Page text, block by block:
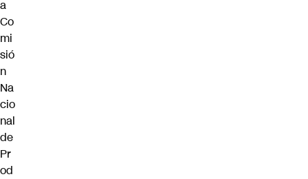
a
Co
mi
sió
n
Na
cio
nal
de
Pr
od